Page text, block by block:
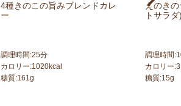
4種きのこの旨みブレンドカレ
ー
調理時間:25分
カロリー:1020kcal
糖質:161g
えのき
トサラ
調理時間:
カロリー:
糖質:15g